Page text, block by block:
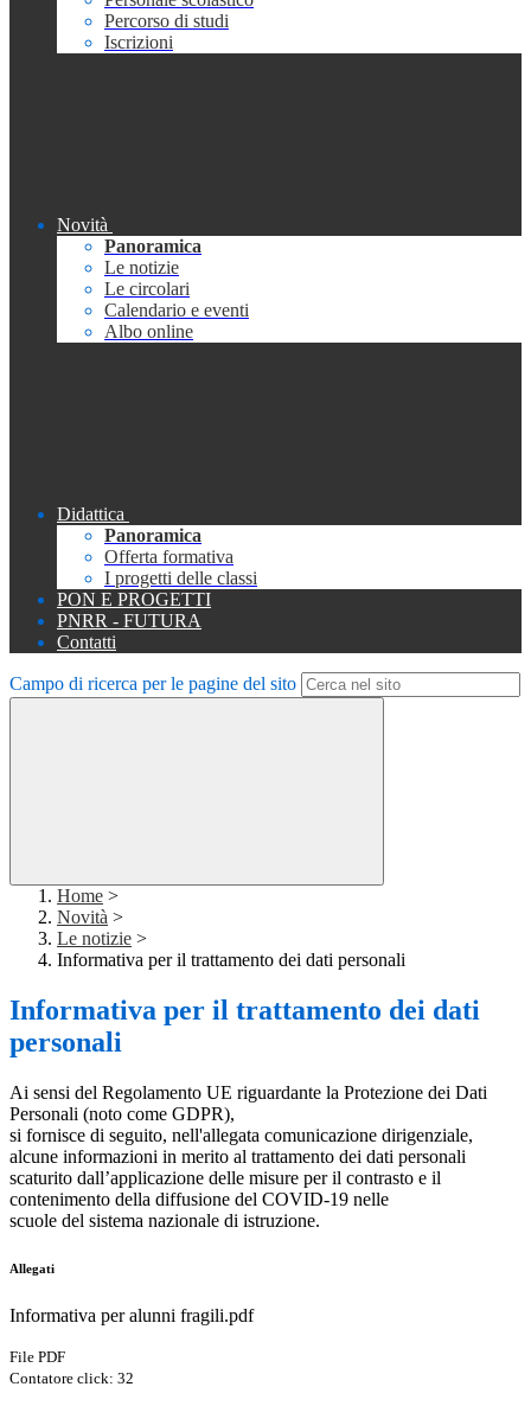
Percorso di studi
Iscrizioni
Novità
Panoramica
Le notizie
Le circolari
Calendario e eventi
Albo online
Didattica
Panoramica
Offerta formativa
I progetti delle classi
PON E PROGETTI
PNRR - FUTURA
Contatti
Campo di ricerca per le pagine del sito
Home >
Novità >
Le notizie >
Informativa per il trattamento dei dati personali
Informativa per il trattamento dei dati
personali
Ai sensi del Regolamento UE riguardante la Protezione dei Dati
Personali (noto come GDPR),
si fornisce di seguito, nell'allegata comunicazione dirigenziale,
alcune informazioni in merito al trattamento dei dati personali
scaturito dall’applicazione delle misure per il contrasto e il
contenimento della diffusione del COVID-19 nelle
scuole del sistema nazionale di istruzione.
Allegati
Informativa per alunni fragili.pdf
File PDF
Contatore click: 32